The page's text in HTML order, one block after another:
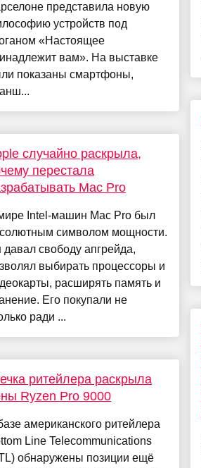
представила новую
устройств под
«Настоящее
вам». На выставке
показаны смартфоны,
случайно раскрыла,
перестала
Mac Pro
Intel-машин Mac Pro был
символом мощности.
давал свободу апгрейда,
выбирать процессоры и
расширять память и
Его покупали не
ради ...
ритейлера раскрыла
Ryzen Pro 9000
американского ритейлера
Line Telecommunications
обнаружены позиции ещё